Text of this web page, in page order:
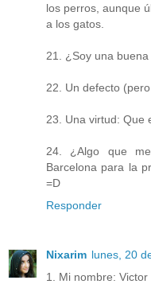
los perros, aunque
a los gatos.
21. ¿Soy una
22. Un defecto
23. Una virtud: Que
24. ¿Algo que
Barcelona para la
=D
Responder
Nixarim lunes, 20
1. Mi nombre: Victor